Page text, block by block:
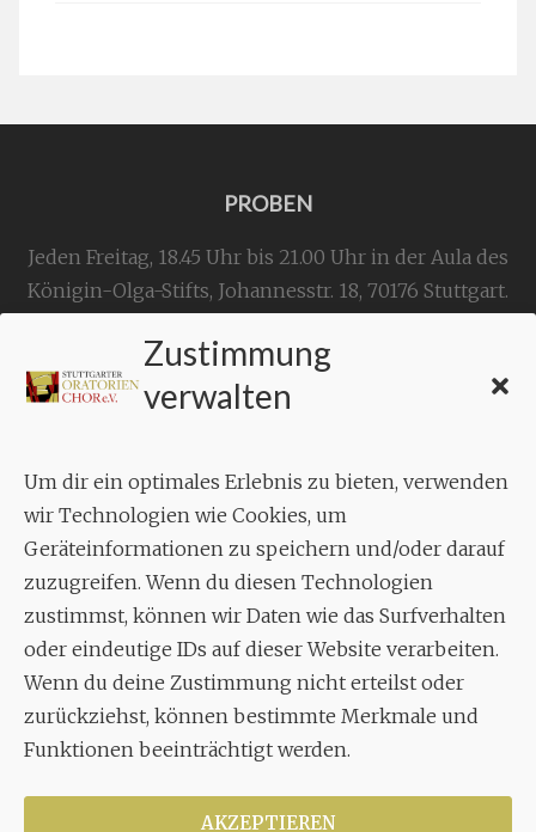
Zustimmung
verwalten
Um dir ein optimales Erlebnis zu bieten, verwenden
wir Technologien wie Cookies, um
Geräteinformationen zu speichern und/oder darauf
zuzugreifen. Wenn du diesen Technologien
zustimmst, können wir Daten wie das Surfverhalten
oder eindeutige IDs auf dieser Website verarbeiten.
Wenn du deine Zustimmung nicht erteilst oder
zurückziehst, können bestimmte Merkmale und
Funktionen beeinträchtigt werden.
AKZEPTIEREN
PROBEN
Jeden Freitag, 18.45 Uhr bis 21.00 Uhr in der Aula des
Königin-Olga-Stifts, Johannesstr. 18, 70176 Stuttgart.
KONTAKT
Geschäftsstelle:
Aixheimer Str. 18
70619 Stuttgart
MUSIK
Musikalischer Leiter:
Enrico Trummer
Tel.+49 (0)177 / 34 23 57 1
Facebook
TwitterYouTube